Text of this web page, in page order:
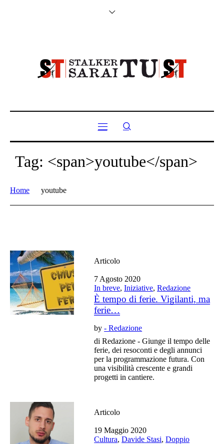
Tag: <span>youtube</span>
Home youtube
Articolo
7 Agosto 2020
In breve,Iniziative,Redazione
È tempo di ferie. Vigilanti, ma
ferie…
by- Redazione
di Redazione - Giunge il tempo delle
ferie, dei resoconti e degli annunci
per la programmazione futura. Con
una visibilità crescente e grandi
progetti in cantiere.
Articolo
19 Maggio 2020
Cultura,Davide Stasi,Doppio